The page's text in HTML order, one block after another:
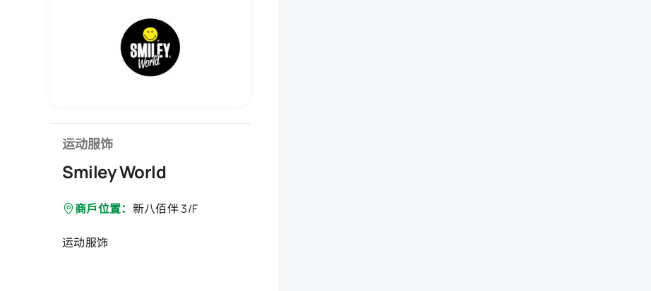
运动服饰
Smiley World
商戶位置： 新八佰伴 3/F
运动服饰